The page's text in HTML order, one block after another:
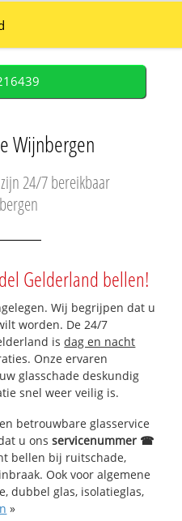
Wijnbergen
24/7 bereikbaar
Gelderland bellen!
Wij begrijpen dat u
worden. De 24/7
isdag en nacht
Onze ervaren
glasschade deskundig
snel weer veilig is.
betrouwbare glasservice
u onsservicenummer ☎
bellen bij ruitschade,
Ook voor algemene
dubbel glas, isolatieglas,
»